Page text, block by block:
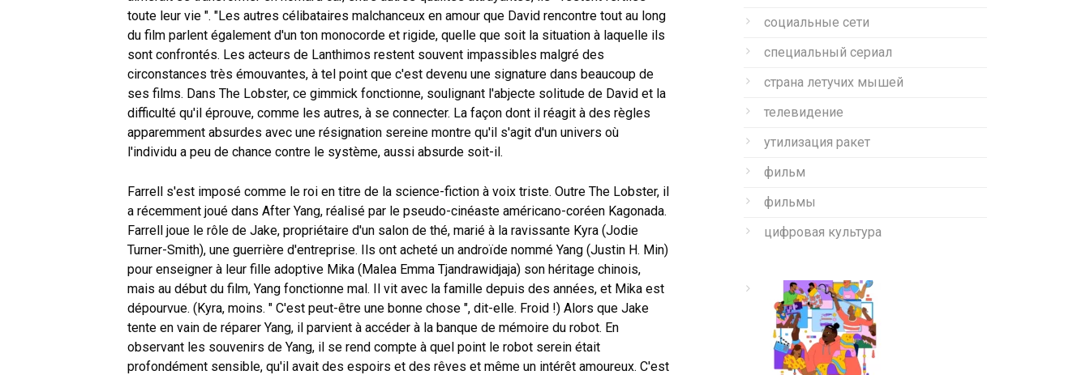
toute leur vie ". "Les autres célibataires malchanceux en amour que David rencontre tout au long
du film parlent également d'un ton monocorde et rigide, quelle que soit la situation à laquelle ils
sont confrontés. Les acteurs de Lanthimos restent souvent impassibles malgré des
circonstances très émouvantes, à tel point que c'est devenu une signature dans beaucoup de
ses films. Dans The Lobster, ce gimmick fonctionne, soulignant l'abjecte solitude de David et la
difficulté qu'il éprouve, comme les autres, à se connecter. La façon dont il réagit à des règles
apparemment absurdes avec une résignation sereine montre qu'il s'agit d'un univers où
l'individu a peu de chance contre le système, aussi absurde soit-il.
Farrell s'est imposé comme le roi en titre de la science-fiction à voix triste. Outre The Lobster, il
a récemment joué dans After Yang, réalisé par le pseudo-cinéaste américano-coréen Kagonada.
Farrell joue le rôle de Jake, propriétaire d'un salon de thé, marié à la ravissante Kyra (Jodie
Turner-Smith), une guerrière d'entreprise. Ils ont acheté un androïde nommé Yang (Justin H. Min)
pour enseigner à leur fille adoptive Mika (Malea Emma Tjandrawidjaja) son héritage chinois,
mais au début du film, Yang fonctionne mal. Il vit avec la famille depuis des années, et Mika est
dépourvue. (Kyra, moins. " C'est peut-être une bonne chose ", dit-elle. Froid !) Alors que Jake
tente en vain de réparer Yang, il parvient à accéder à la banque de mémoire du robot. En
observant les souvenirs de Yang, il se rend compte à quel point le robot serein était
profondément sensible, qu'il avait des espoirs et des rêves et même un intérêt amoureux. C'est
социальные сети
специальный сериал
страна летучих мышей
телевидение
утилизация ракет
фильм
фильмы
цифровая культура